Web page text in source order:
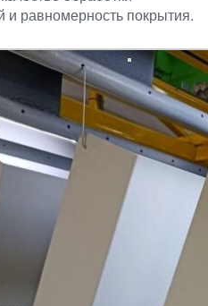
и равномерность покрытия.